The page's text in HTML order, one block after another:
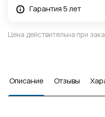
Гарантия 5 лет
Цена действительна при
Описание Отзывы